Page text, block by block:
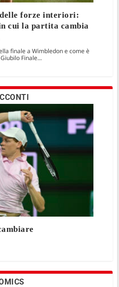
forze interiori:
cui la partita cambia
finale a Wimbledon e come è
Finale...